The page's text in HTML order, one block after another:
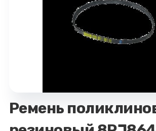
Ремень